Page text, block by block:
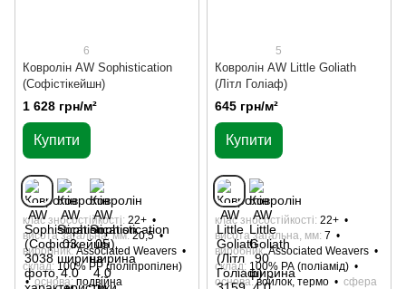
6
Ковролін AW Sophistication
(Софістікейшн)
1 628 грн/м²
Купити
клас зносостійкості 22+
висота загальна, мм 20,5
виробник Associated Weavers
склад 100% РР (поліпропілен)
основа подвійна
5
Ковролін AW Little Goliath
(Літл Голіаф)
645 грн/м²
Купити
клас зносостійкості 22+
висота загальна, мм 7
виробник Associated Weavers
склад 100% РА (поліамід)
основа войлок, термо
сфера